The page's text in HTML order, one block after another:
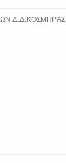
Δ.Δ.ΚΟΣΜΗΡΑΣ